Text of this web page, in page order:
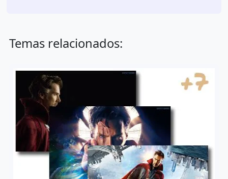
Temas relacionados: